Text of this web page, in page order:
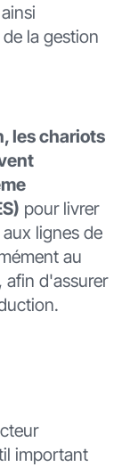
la gestion
les chariots
pour livrer
lignes de
au
afin d'assurer
important